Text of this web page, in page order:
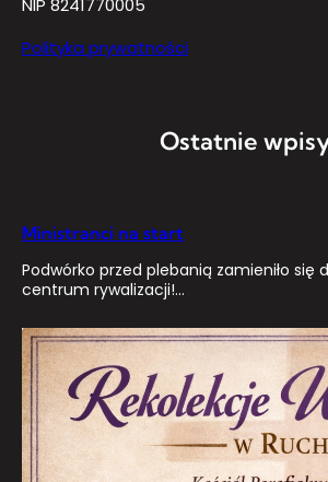
Polityka prywatności
Ostatnie
Ministranci na start
Podwórko przed plebanią zamieniło się
centrum rywalizacji!…